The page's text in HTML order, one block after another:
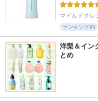
マイルドクレ
ランキングIN
洋梨＆イン
とめ